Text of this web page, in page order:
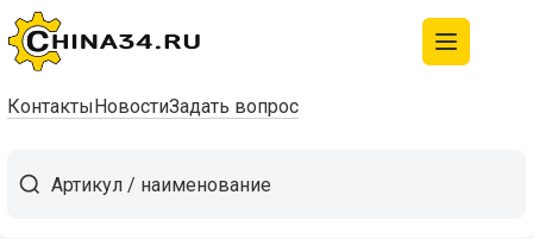
КонтактыНовостиЗадать вопрос